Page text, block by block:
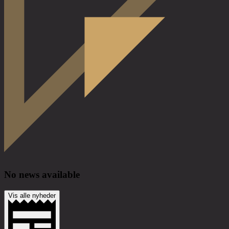
No news available
Vis alle nyheder